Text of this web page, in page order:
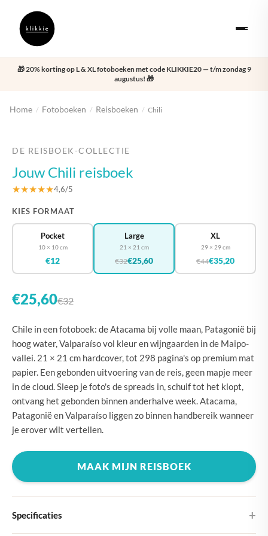
🎁 20% korting op L & XL fotoboeken met code KLIKKIE20 — t/m zondag 9
augustus! 🎁
Home / Fotoboeken / Reisboeken / Chili
DE REISBOEK-COLLECTIE
Jouw Chili reisboek
★★★★★4,6/5
KIES FORMAAT
Pocket
10 × 10 cm
€12
Large
21 × 21 cm
€32€25,60
XL
29 × 29 cm
€44€35,20
€25,60€32
Chile in een fotoboek: de Atacama bij volle maan, Patagonië bij
hoog water, Valparaíso vol kleur en wijngaarden in de Maipo-
vallei. 21 × 21 cm hardcover, tot 298 pagina's op premium mat
papier. Een gebonden uitvoering van de reis, geen mapje meer
in de cloud. Sleep je foto's de spreads in, schuif tot het klopt,
ontvang het gebonden binnen anderhalve week. Atacama,
Patagonië en Valparaíso liggen zo binnen handbereik wanneer
je erover wilt vertellen.
MAAK MIJN REISBOEK
Specificaties